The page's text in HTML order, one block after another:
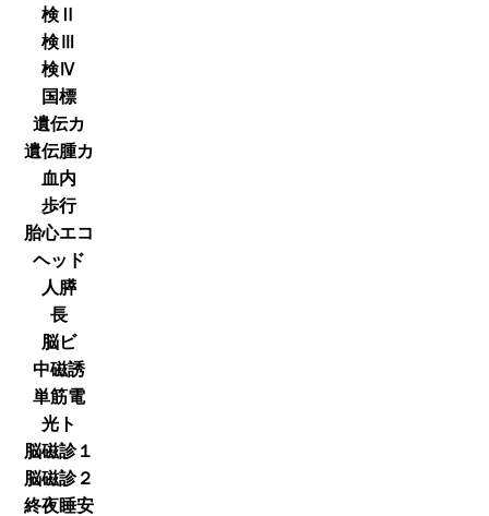
検Ⅱ
検Ⅲ
検Ⅳ
国標
遺伝カ
遺伝腫カ
血内
歩行
胎心エコ
ヘッド
人膵
長
脳ビ
中磁誘
単筋電
光ト
脳磁診１
脳磁診２
終夜睡安